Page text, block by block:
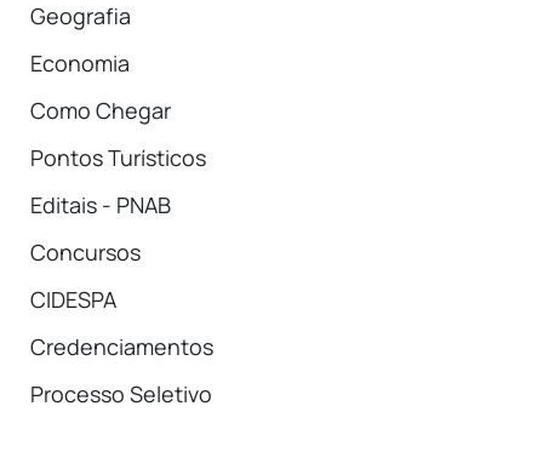
Geografia
Economia
Como Chegar
Pontos Turísticos
Editais - PNAB
Concursos
CIDESPA
Credenciamentos
Processo Seletivo